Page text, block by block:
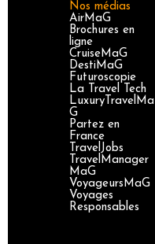
Nos médias
AirMaG
Brochures en
ligne
CruiseMaG
DestiMaG
Futuroscopie
La Travel Tech
LuxuryTravelMa
G
Partez en
France
TravelJobs
TravelManager
MaG
VoyageursMaG
Voyages
Responsables